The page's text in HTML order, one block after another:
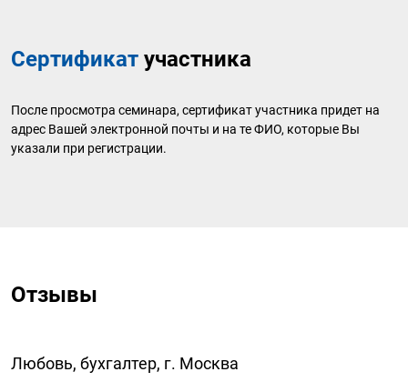
Сертификат участника
После просмотра семинара, сертификат участника придет на
адрес Вашей электронной почты и на те ФИО, которые Вы
указали при регистрации.
Отзывы
Любовь, бухгалтер, г. Москва